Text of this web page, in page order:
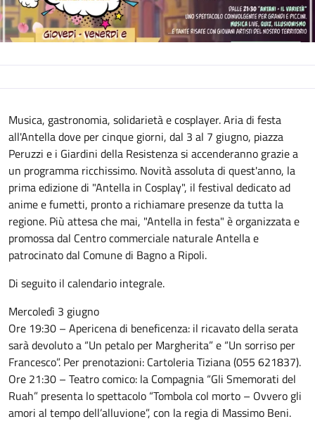
Descrizione
Musica, gastronomia, solidarietà e cosplayer. Aria di festa
all'Antella dove per cinque giorni, dal 3 al 7 giugno, piazza
Peruzzi e i Giardini della Resistenza si accenderanno grazie a
un programma ricchissimo. Novità assoluta di quest'anno, la
prima edizione di "Antella in Cosplay", il festival dedicato ad
anime e fumetti, pronto a richiamare presenze da tutta la
regione. Più attesa che mai, "Antella in festa" è organizzata e
promossa dal Centro commerciale naturale Antella e
patrocinato dal Comune di Bagno a Ripoli.
Di seguito il calendario integrale.
Mercoledì 3 giugno
Ore 19:30 – Apericena di beneficenza: il ricavato della serata
sarà devoluto a “Un petalo per Margherita” e “Un sorriso per
Francesco”. Per prenotazioni: Cartoleria Tiziana (055 621837).
Ore 21:30 – Teatro comico: la Compagnia “Gli Smemorati del
Ruah” presenta lo spettacolo “Tombola col morto – Ovvero gli
amori al tempo dell’alluvione”, con la regia di Massimo Beni.